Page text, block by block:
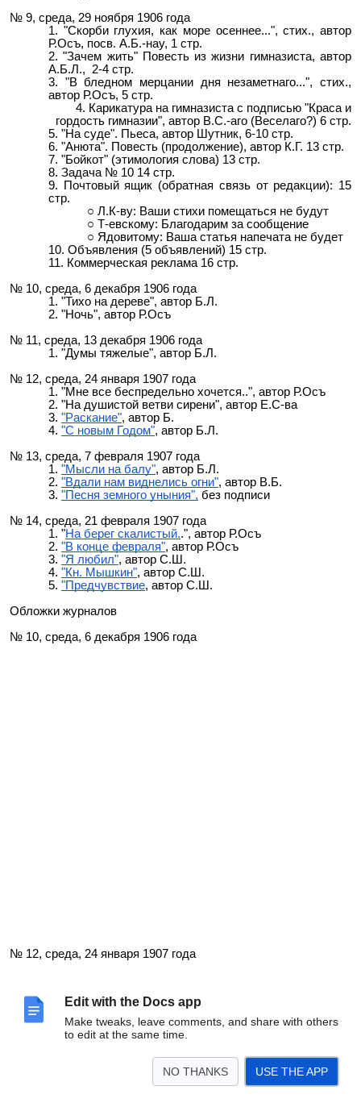
Edit with the Docs app
Make tweaks, leave comments, and share with others
to edit at the same time.
NO THANKS USE THE APP
№ 9, среда, 29 ноября 1906 года
"Скорби глухия, как море осеннее...", стих., автор
Р.Осъ, посв. А.Б.-нау, 1 стр.
"Зачем жить"Повесть из жизни гимназиста, автор
А.Б.Л., 2-4 стр.
"В бледном мерцании дня незаметнаго...", стих.,
автор Р.Осъ, 5 стр.
Карикатура на гимназиста с подписью "Краса и
гордость гимназии", автор В.С.-аго (Веселаго?) 6 стр.
"На суде". Пьеса, автор Шутник, 6-10 стр.
"Анюта". Повесть (продолжение), автор К.Г. 13 стр.
"Бойкот" (этимология слова) 13 стр.
Задача № 10 14 стр.
Почтовый ящик (обратная связь от редакции): 15
стр.
Л.К-ву: Ваши стихи помещаться не будут
Т-евскому: Благодарим за сообщение
Ядовитому: Ваша статья напечата не будет
Объявления (5 объявлений) 15 стр.
Коммерческая реклама 16 стр.
№ 10, среда, 6 декабря 1906 года
"Тихо на дереве", автор Б.Л.
"Ночь", автор Р.Осъ
№ 11, среда, 13 декабря 1906 года
"Думы тяжелые", автор Б.Л.
№ 12, среда, 24 января 1907 года
"Мне все беспредельно хочется..", автор Р.Осъ
"На душистой ветви сирени", автор Е.С-ва
"Раскание", автор Б.
"С новым Годом", автор Б.Л.
№ 13, среда, 7 февраля 1907 года
"Мысли на балу", автор Б.Л.
"Вдали нам виднелись огни", автор В.Б.
"Песня земного уныния", без подписи
№ 14, среда, 21 февраля 1907 года
"На берег скалистый..", автор Р.Осъ
"В конце февраля", автор Р.Осъ
"Я любил", автор С.Ш.
"Кн. Мышкин", автор С.Ш.
"Предчувствие, автор С.Ш.
Обложки журналов
№ 10, среда, 6 декабря 1906 года
№ 12, среда, 24 января 1907 года